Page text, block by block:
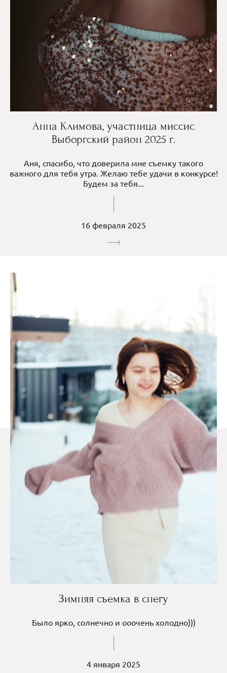
Анна Климова, участница миссис
Выборгский район 2025 г.
Аня, спасибо, что доверила мне съемку такого
важного для тебя утра. Желаю тебе удачи в конкурсе!
Будем за тебя...
16 февраля 2025
Зимняя съемка в снегу
Было ярко, солнечно и ооочень холодно)))
4 января 2025